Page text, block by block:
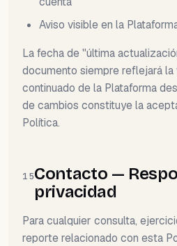
Aviso visible en la
La fecha de "última
documento siempre reflejará la
continuado de la Plataforma
de cambios constituye la
Política.
15Contacto —
privacidad
Para cualquier consulta,
reporte relacionado con esta